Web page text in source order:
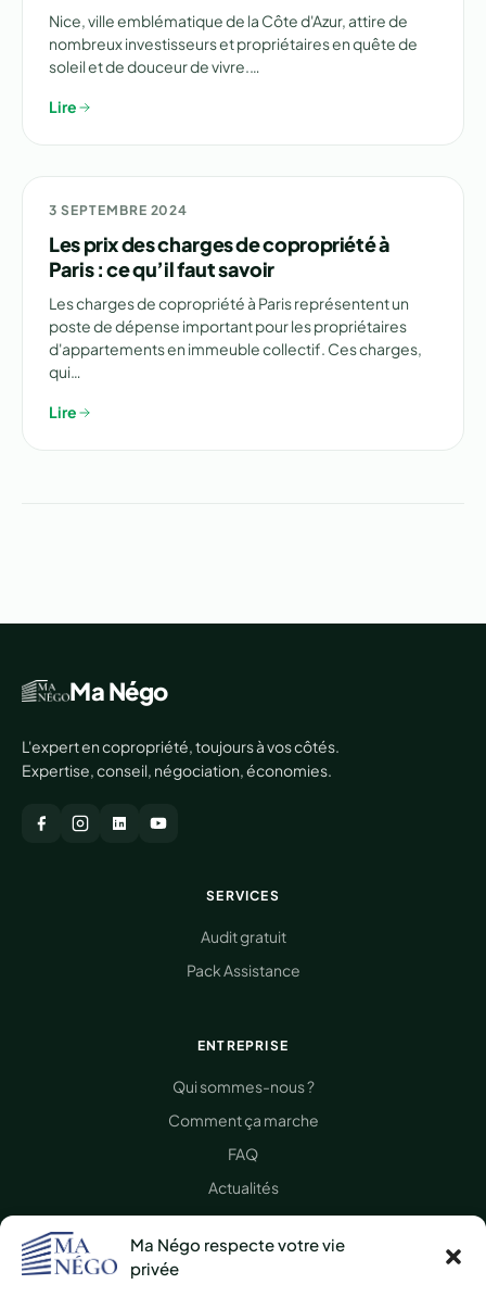
Ma Négo respecte votre vie
privée
Nice, ville emblématique de la Côte d'Azur, attire de
nombreux investisseurs et propriétaires en quête de
soleil et de douceur de vivre.…
Lire
NON CLASSÉ
3 SEPTEMBRE 2024
Les prix des charges de copropriété à
Paris : ce qu’il faut savoir
Les charges de copropriété à Paris représentent un
poste de dépense important pour les propriétaires
d'appartements en immeuble collectif. Ces charges,
qui…
Lire
Ma Négo
L'expert en copropriété, toujours à vos côtés.
Expertise, conseil, négociation, économies.
SERVICES
Audit gratuit
Pack Assistance
ENTREPRISE
Qui sommes-nous ?
Comment ça marche
FAQ
Actualités
Presse
Nous contacter